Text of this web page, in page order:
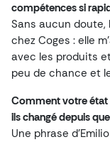
compétences si
Sans aucun doute,
chez Coges : elle
avec les produits
peu de chance et
Comment votre état
ils changé depuis
Une phrase